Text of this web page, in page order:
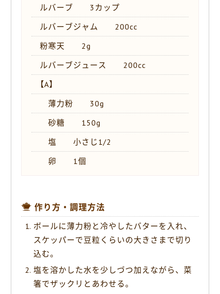
ルバーブ 3カップ
ルバーブジャム 200cc
粉寒天 2g
ルバーブジュース 200cc
【A】
薄力粉 30g
砂糖 150g
塩 小さじ1/2
卵 1個
作り方・調理方法
ボールに薄力粉と冷やしたバターを入れ、
スケッパーで豆粒くらいの大きさまで切り
込む。
塩を溶かした水を少しづつ加えながら、菜
箸でザックリとあわせる。